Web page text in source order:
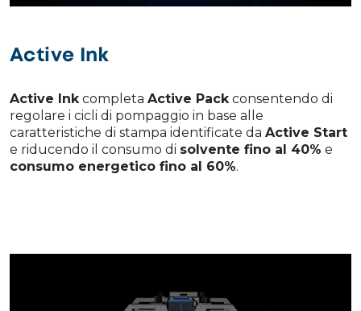
Active Ink
Active Inkcompleta Active Packconsentendo di
regolare i cicli di pompaggio in base alle
caratteristiche di stampa identificate da Active Start
e riducendo il consumo di solvente fino al 40% e
consumo energetico fino al 60%.